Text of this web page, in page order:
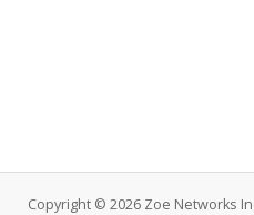
Copyright © 2026 Zoe Networks